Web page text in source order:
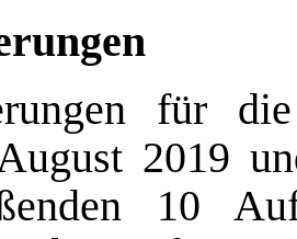
für
2019
10